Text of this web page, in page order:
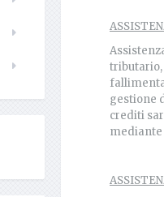
tributario,
gestione
crediti